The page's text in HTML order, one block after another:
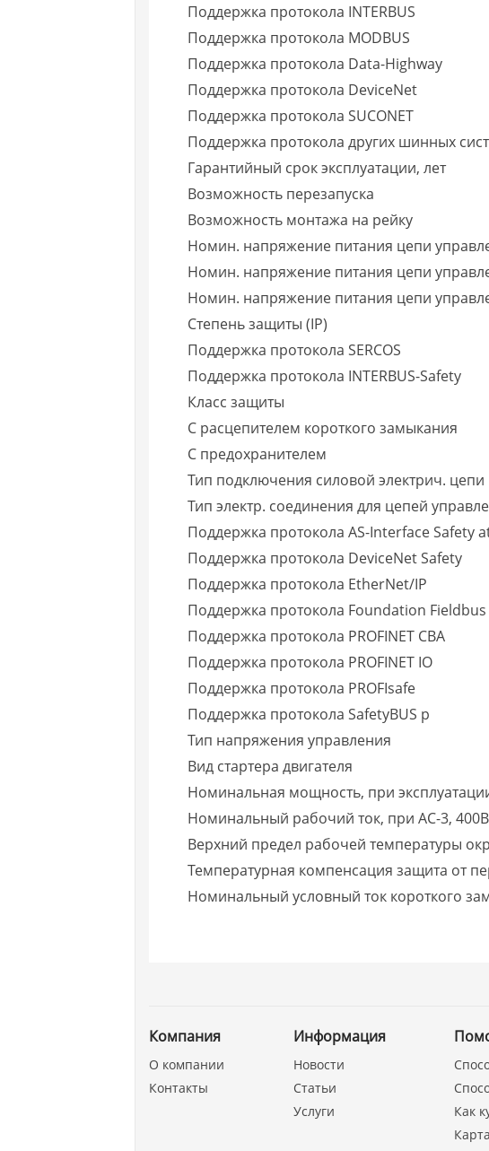
Поддержка протокола INTERBUS
Поддержка протокола MODBUS
Поддержка протокола Data-Highway
Поддержка протокола DeviceNet
Поддержка протокола SUCONET
Поддержка протокола других шинных
Гарантийный срок эксплуатации, лет
Возможность перезапуска
Возможность монтажа на рейку
Номин. напряжение питания цепи
Номин. напряжение питания цепи
Номин. напряжение питания цепи
Степень защиты (IP)
Поддержка протокола SERCOS
Поддержка протокола INTERBUS-Safety
Класс защиты
С расцепителем короткого замыкания
С предохранителем
Тип подключения силовой электрич. цепи
Тип электр. соединения для цепей
Поддержка протокола AS-Interface Safety
Поддержка протокола DeviceNet Safety
Поддержка протокола EtherNet/IP
Поддержка протокола Foundation Fieldbus
Поддержка протокола PROFINET CBA
Поддержка протокола PROFINET IO
Поддержка протокола PROFIsafe
Поддержка протокола SafetyBUS p
Тип напряжения управления
Вид стартера двигателя
Номинальная мощность, при
Номинальный рабочий ток, при AC-3, 400В
Верхний предел рабочей температуры
Температурная компенсация защита от
Номинальный условный ток короткого
Компания
О компании
Контакты
Информация
Новости
Статьи
Услуги
Как